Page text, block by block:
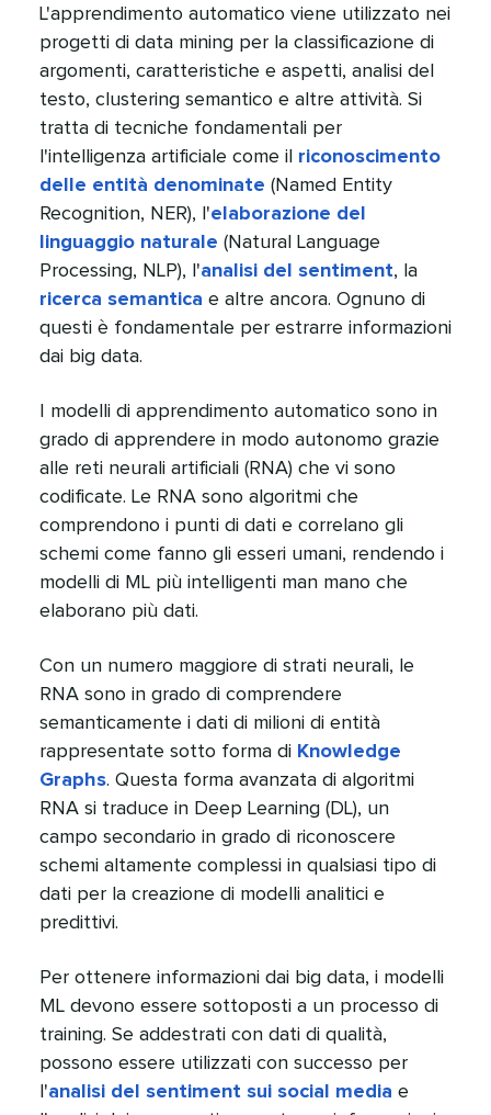
L'apprendimento automatico viene utilizzato nei
progetti di data mining per la classificazione di
argomenti, caratteristiche e aspetti, analisi del
testo, clustering semantico e altre attività. Si
tratta di tecniche fondamentali per
l'intelligenza artificiale come il riconoscimento
delle entità denominate (Named Entity
Recognition, NER), l'elaborazione del
linguaggio naturale (Natural Language
Processing, NLP), l'analisi del sentiment, la
ricerca semantica e altre ancora. Ognuno di
questi è fondamentale per estrarre informazioni
dai big data.​​
I modelli di apprendimento automatico sono in
grado di apprendere in modo autonomo grazie
alle reti neurali artificiali (RNA) che vi sono
codificate. Le RNA sono algoritmi che
comprendono i punti di dati e correlano gli
schemi come fanno gli esseri umani, rendendo i
modelli di ML più intelligenti man mano che
elaborano più dati.​​
Con un numero maggiore di strati neurali, le
RNA sono in grado di comprendere
semanticamente i dati di milioni di entità
rappresentate sotto forma di Knowledge
Graphs. Questa forma avanzata di algoritmi
RNA si traduce in Deep Learning (DL), un
campo secondario in grado di riconoscere
schemi altamente complessi in qualsiasi tipo di
dati per la creazione di modelli analitici e
predittivi.​​
Per ottenere informazioni dai big data, i modelli
ML devono essere sottoposti a un processo di
training. Se addestrati con dati di qualità,
possono essere utilizzati con successo per
l'analisi del sentiment sui social media e